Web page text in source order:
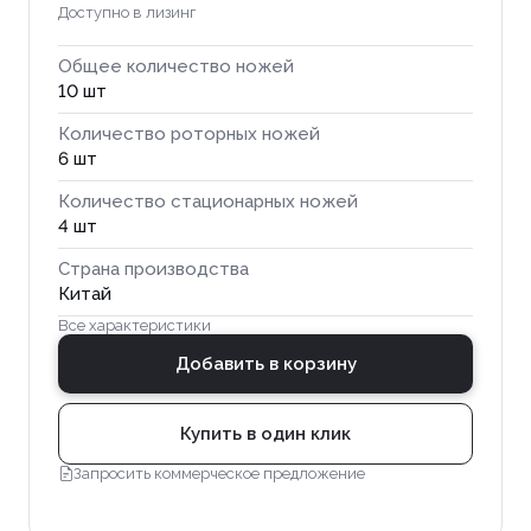
Доступно в лизинг
Общее количество ножей
10 шт
Количество роторных ножей
6 шт
Количество стационарных ножей
4 шт
Страна производства
Китай
Все характеристики
Добавить в корзину
Купить в один клик
Запросить коммерческое предложение